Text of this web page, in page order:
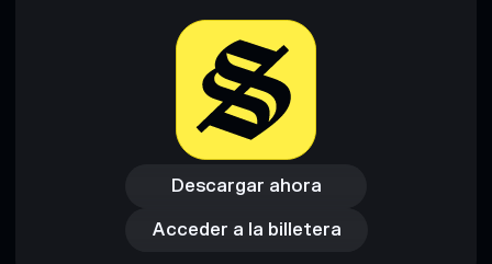
Descargar ahora
Descargar ahora
Acceder a la billetera
Acceder a la billetera